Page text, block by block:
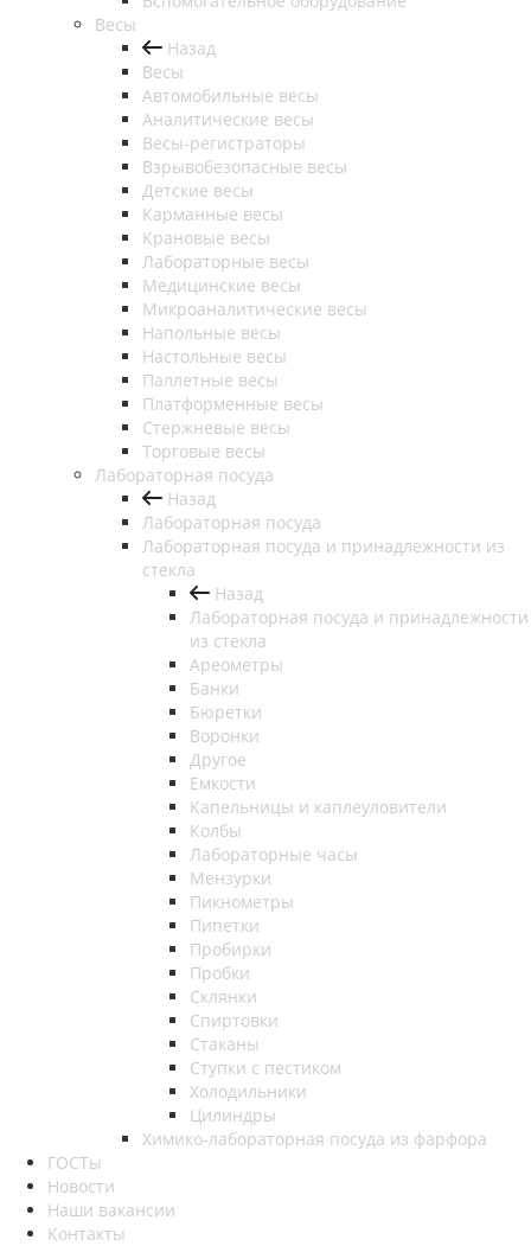
Весы
Назад
Весы
Автомобильные весы
Аналитические весы
Весы-регистраторы
Взрывобезопасные весы
Детские весы
Карманные весы
Крановые весы
Лабораторные весы
Медицинские весы
Микроаналитические весы
Напольные весы
Настольные весы
Паллетные весы
Платформенные весы
Стержневые весы
Торговые весы
Лабораторная посуда
Назад
Лабораторная посуда
Лабораторная посуда и принадлежности из
стекла
Назад
Лабораторная посуда и принадлежности
из стекла
Ареометры
Банки
Бюретки
Воронки
Другое
Емкости
Капельницы и каплеуловители
Колбы
Лабораторные часы
Мензурки
Пикнометры
Пипетки
Пробирки
Пробки
Склянки
Спиртовки
Стаканы
Ступки с пестиком
Холодильники
Цилиндры
Химико-лабораторная посуда из фарфора
ГОСТы
Новости
Наши вакансии
Контакты